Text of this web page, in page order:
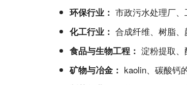
环保行业： 市政污水处理厂、
化工行业： 合成纤维、树脂、
食品与生物工程： 淀粉提取、
矿物与冶金： kaolin、碳酸钙